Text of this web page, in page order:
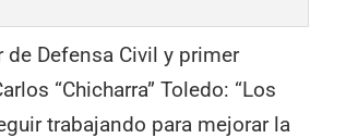
Defensa Civil y primer
“Chicharra” Toledo: “Los
trabajando para mejorar la